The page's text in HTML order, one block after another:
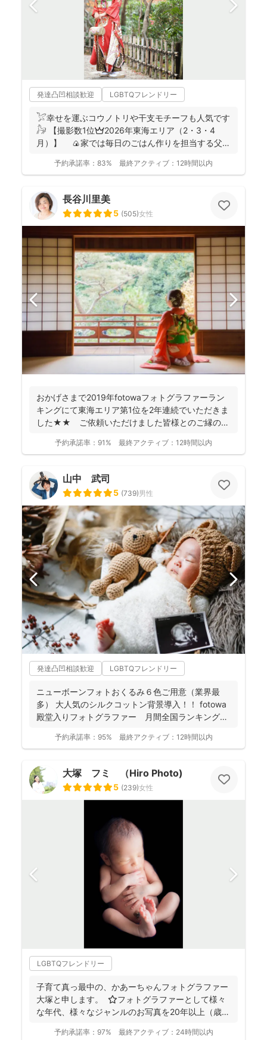
発達凸凹相談歓迎 LGBTQフレンドリー
𓅯幸せを運ぶコウノトリや干支モチーフも人気です
𓃗 【撮影数1位👑2026年東海エリア（2・3・4
月）】 🍙家では毎日のごはん作りを担当する父で
予約承諾率： 83% 最終アクティブ： 12時間以内
長谷川里美
5 (505)女性
おかげさまで2019年fotowaフォトグラファーラン
キングにて東海エリア第1位を2年連続でいただきま
した★★ ご依頼いただけました皆様とのご縁のお
予約承諾率： 91% 最終アクティブ： 12時間以内
山中 武司
5 (739)男性
発達凸凹相談歓迎 LGBTQフレンドリー
ニューボーンフォトおくるみ６色ご用意（業界最
多） 大人気のシルクコットン背景導入！！ fotowa
殿堂入りフォトグラファー 月間全国ランキング１
予約承諾率： 95% 最終アクティブ： 12時間以内
大塚 フミ （Hiro Photo)
5 (239)女性
LGBTQフレンドリー
子育て真っ最中の、かあーちゃんフォトグラファー
大塚と申します。 ⭐︎フォトグラファーとして様々
な年代、様々なジャンルのお写真を20年以上（歳バ
予約承諾率： 97% 最終アクティブ： 24時間以内